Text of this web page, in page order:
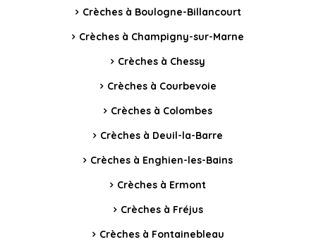
Crèches à Boulogne-Billancourt
Crèches à Champigny-sur-Marne
Crèches à Chessy
Crèches à Courbevoie
Crèches à Colombes
Crèches à Deuil-la-Barre
Crèches à Enghien-les-Bains
Crèches à Ermont
Crèches à Fréjus
Crèches à Fontainebleau